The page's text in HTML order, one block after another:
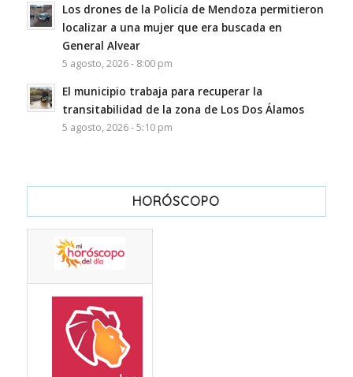
Los drones de la Policía de Mendoza permitieron
localizar a una mujer que era buscada en
General Alvear
5 agosto, 2026 - 8:00 pm
El municipio trabaja para recuperar la
transitabilidad de la zona de Los Dos Álamos
5 agosto, 2026 - 5:10 pm
HORÓSCOPO